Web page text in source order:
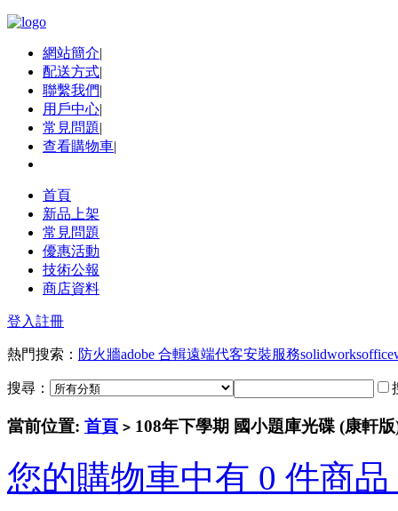
網站簡介|
配送方式|
聯繫我們|
用戶中心|
常見問題|
查看購物車|
首頁
新品上架
常見問題
優惠活動
技術公報
商店資料
登入註冊
熱門搜索： 防火牆adobe 合輯遠端代客安裝服務solidworksoffice
搜尋：
當前位置: 首頁 > 108年下學期 國小題庫光碟 (康軒
您的購物車中有 0 件商